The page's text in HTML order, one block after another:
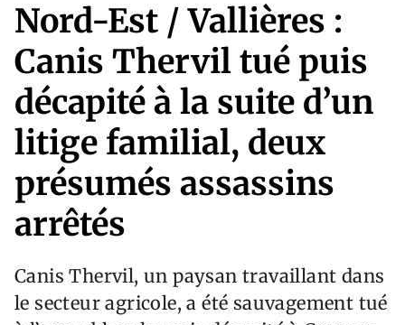
Nord-Est / Vallières :
Canis Thervil tué puis
décapité à la suite d’un
litige familial, deux
présumés assassins
arrêtés
Canis Thervil, un paysan travaillant dans
le secteur agricole, a été sauvagement tué